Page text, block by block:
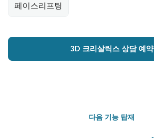
페이스리프팅
3D 크리살릭스 상담 예약
다음 기능 탑재